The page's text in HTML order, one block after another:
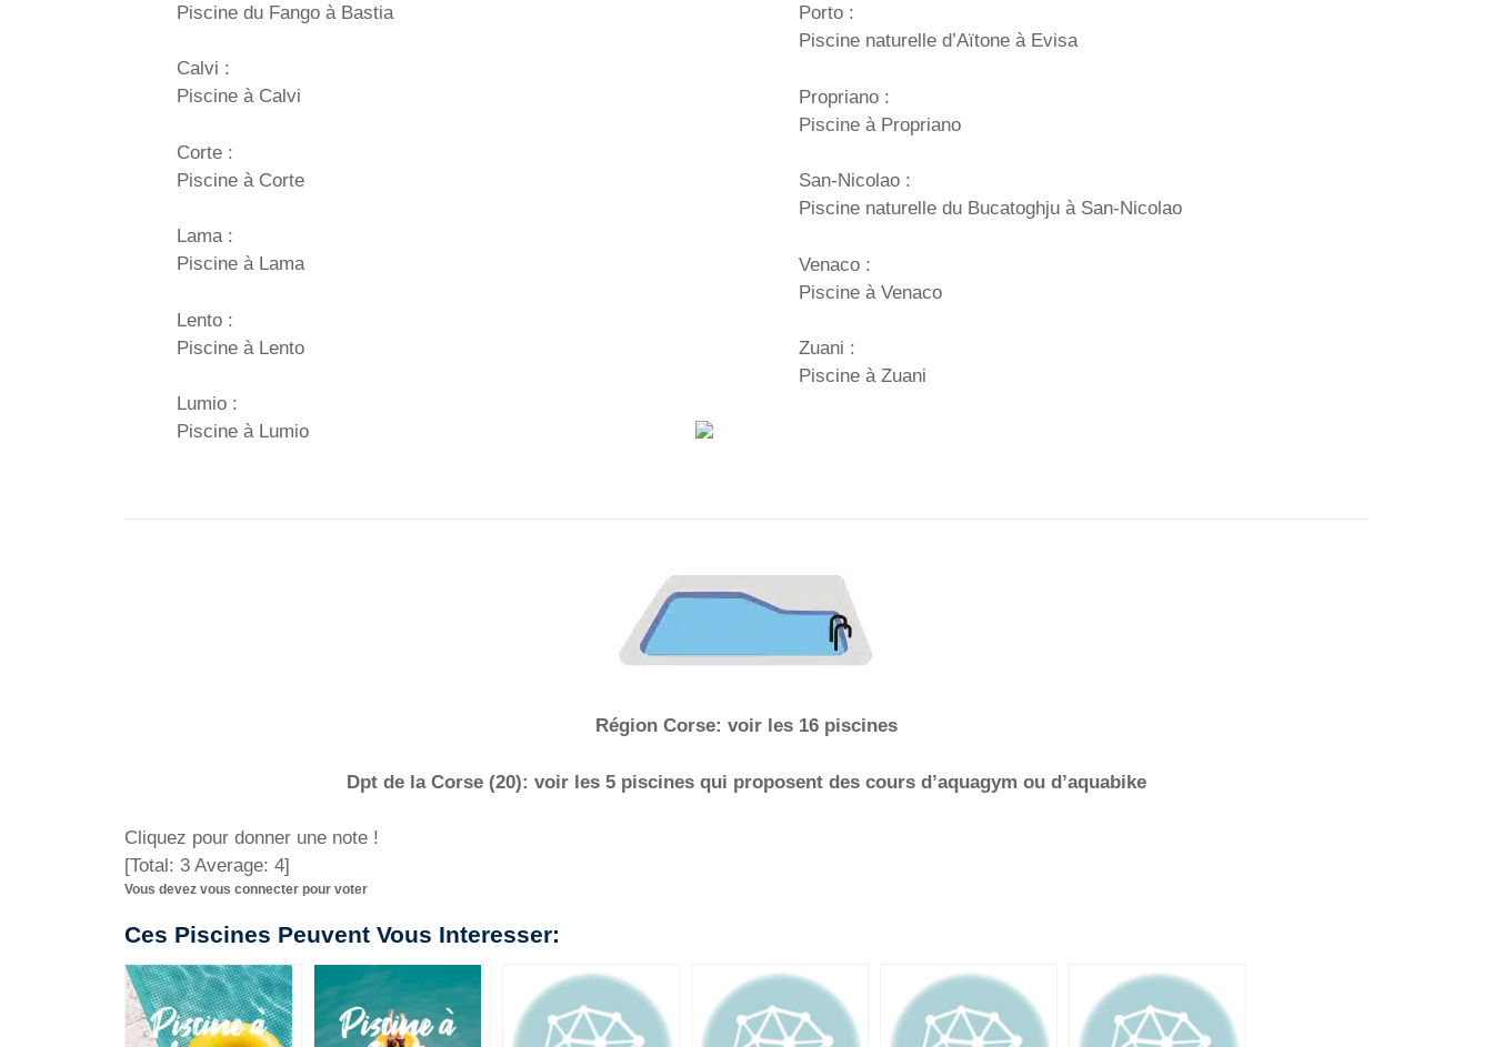
Piscine du Fango à Bastia
Calvi :
Piscine à Calvi
Corte :
Piscine à Corte
Lama :
Piscine à Lama
Lento :
Piscine à Lento
Lumio :
Piscine à Lumio
Porto :
Piscine naturelle d’Aïtone à Evisa
Propriano :
Piscine à Propriano
San-Nicolao :
Piscine naturelle du Bucatoghju à San-Nicolao
Venaco :
Piscine à Venaco
Zuani :
Piscine à Zuani
Région Corse: voir les 16 piscines
Dpt de la Corse (20): voir les 5 piscines qui proposent des cours d’aquagym ou d’aquabike
Cliquez pour donner une note !
[Total: 3 Average: 4]
Vous devez vous connecter pour voter
Ces Piscines Peuvent Vous Interesser: